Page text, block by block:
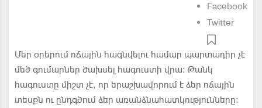
Facebook
Twitter
Մեր օրերում ոճային հագնվելու համար պարտադիր չէ
մեծ գումարներ ծախսել հագուստի վրա։ Թանկ
հագուստը միշտ չէ, որ երաշխավորում է ձեր ոճային
տեսքն ու ընդգծում ձեր առանձնահատկությունները։